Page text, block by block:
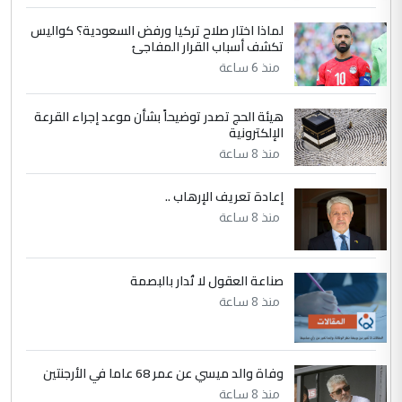
5 عبد الأمير جاسم هليل
التعليق : نحن اباء الطلاب الأوائل على العراق
نتشرف بلقاء السيد احمد الصافي في العتبات
الموضوع :
مكتب السيد احمد الصافي : لا يوجود
لدينا اي حساب على الفيس بوك وتويتر
لماذا اختار صلاح تركيا ورفض السعودية؟ كواليس
تكشف أسباب القرار المفاجئ
منذ 6 ساعة
هيئة الحج تصدر توضيحاً بشأن موعد إجراء القرعة
الإلكترونية
منذ 8 ساعة
إعادة تعريف الإرهاب ..
منذ 8 ساعة
صناعة العقول لا تُدار بالبصمة
منذ 8 ساعة
وفاة والد ميسي عن عمر 68 عاما في الأرجنتين
منذ 8 ساعة